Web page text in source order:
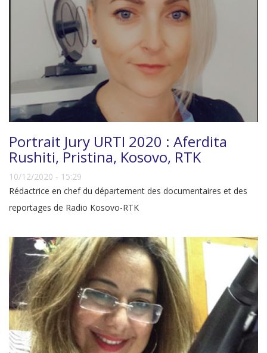
Portrait Jury URTI 2020 : Aferdita
Rushiti, Pristina, Kosovo, RTK
10/12/2020 - 15:29
Rédactrice en chef du département des documentaires et des
reportages de Radio Kosovo-RTK